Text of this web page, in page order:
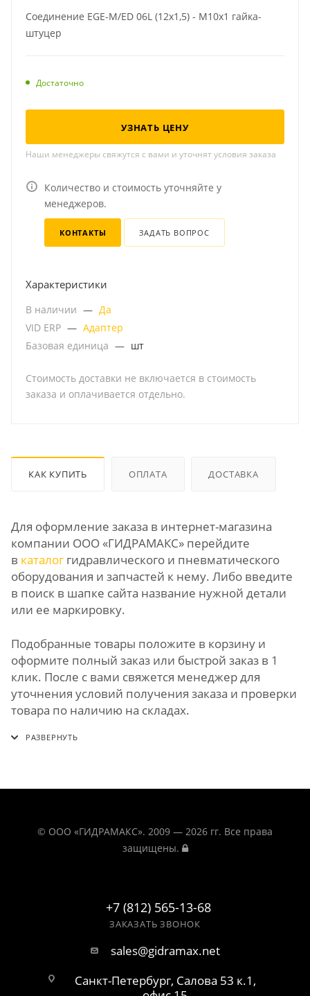
Соединение EGE-M/ED 06L (12x1,5) - M10x1 гайка-
штуцер
Достаточно
УЗНАТЬ ЦЕНУ
Наши менеджеры свяжутся с вами и уточнят условия заказа
Количество и стоимость уточняйте у
менеджеров.
КОНТАКТЫ ЗАДАТЬ ВОПРОС
Характеристики
В наличии — Да
VID ERP — Адаптер
Базовая единица — шт
Стоимость доставки не включается в стоимость
заказа и оплачивается отдельно.
КАК КУПИТЬ ОПЛАТА ДОСТАВКА
Для оформление заказа в интернет-магазина
компании ООО «ГИДРАМАКС» перейдите
в каталог гидравлического и пневматического
оборудования и запчастей к нему. Либо введите
в поиск в шапке сайта название нужной детали
или ее маркировку.
Подобранные товары положите в корзину и
оформите полный заказ или быстрой заказ в 1
клик. После с вами свяжется менеджер для
уточнения условий получения заказа и проверки
товара по наличию на складах.
© ООО «ГИДРАМАКС». 2009 — 2026 гг. Все права
защищены.
+7 (812) 565-13-68
ЗАКАЗАТЬ ЗВОНОК
sales@gidramax.net
Санкт-Петербург, Салова 53 к.1,